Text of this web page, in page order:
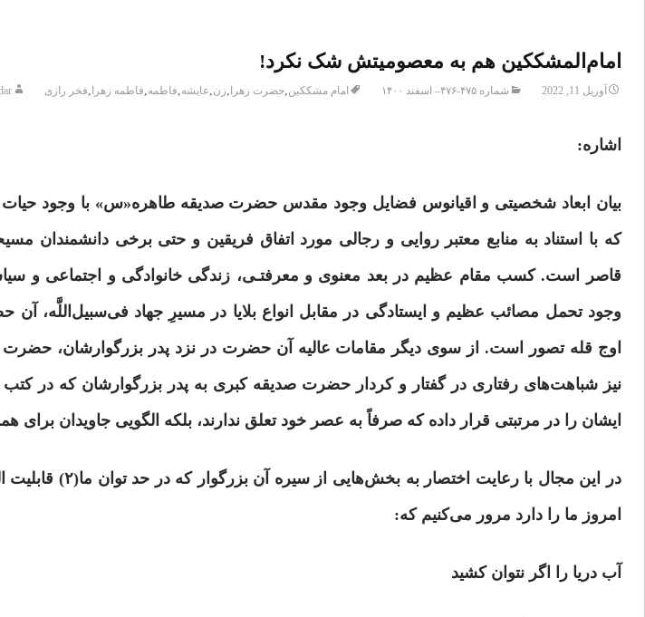
امام‌المشککین هم به معصومیتش شک نکرد!
آوریل 11, 2022 شماره ۴۷۵-۴۷۶– اسفند ۱۴۰۰ امام مشککین,حضرت زهرا ,زن,عایشه,فاطمه,فاطمه زهرا ,فخر رازی
اشاره:
بیان ابعاد شخصیتی و اقیانوس فضایل وجود مقدس حضرت‌ صدیقه‌ طاهره«س» با وجود
که با استناد به منابع معتبر روایی و رجالی مورد اتفاق فریقین و حتی برخی دانشمندان
قاصر است. کسب مقام عظیم در بعد معنوی و معرفتـی، زندگی خانوادگی و اجتماعی و
وجود تحمل مصائب عظیم و ایستادگی در مقابل انواع بلایا در مسیرِ جهاد فی‌سبیل‌اللَّه، آن
اوج قله تصور است. از سوی دیگر مقامات عالیه آن حضرت در نزد پدر بزرگوارشان،
نیز شباهت‌های رفتاریدر گفتار و کردار حضرت صدیقه کبری به پدر بزرگوارشان که در کتب
ایشان را در مرتبتی قرار داده که صرفاً به عصر خود تعلق ندارند، بلکه الگویی جاویدان برای
در این مجال با رعایت اختصار به بخش‌هایی از سیره آن بزرگوار که در حد توان ما(۲)
امروز ما را دارد مرور می‌کنیم که:
آب دریا را اگر نتوان کشید